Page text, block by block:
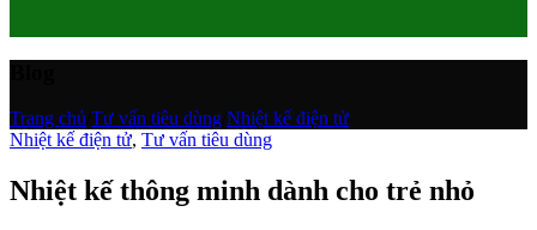
Trang chủ Tư vấn tiêu dùng Nhiệt kế điện tử
Nhiệt kế điện tử, Tư vấn tiêu dùng
Nhiệt kế thông minh dành cho trẻ nhỏ